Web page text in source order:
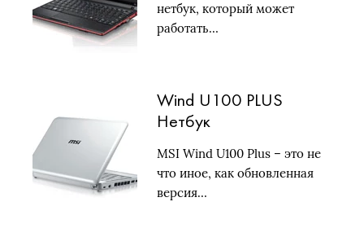
нетбук, который может
работать…
Wind U100 PLUS
Нетбук
MSI Wind U100 Plus – это не
что иное, как обновленная
версия…